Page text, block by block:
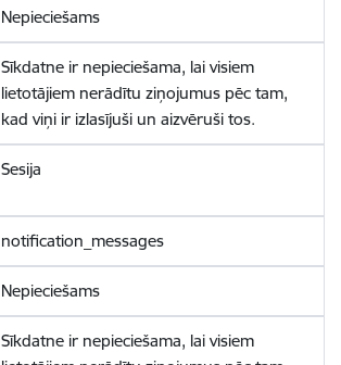
Nepieciešams
Sīkdatne ir nepieciešama, lai visiem
lietotājiem nerādītu ziņojumus pēc tam,
kad viņi ir izlasījuši un aizvēruši tos.
Sesija
notification_messages
Nepieciešams
Sīkdatne ir nepieciešama, lai visiem